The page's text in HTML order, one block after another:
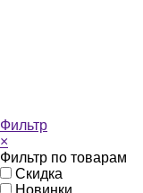
Фильтр
×
Фильтр по товарам
Скидка
Новинки